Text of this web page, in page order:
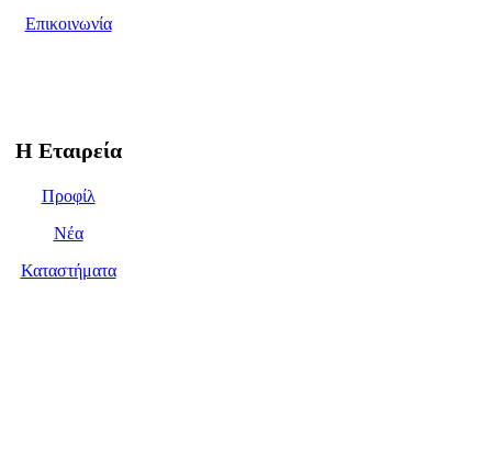
Επικοινωνία
Η Εταιρεία
Προφίλ
Νέα
Καταστήματα